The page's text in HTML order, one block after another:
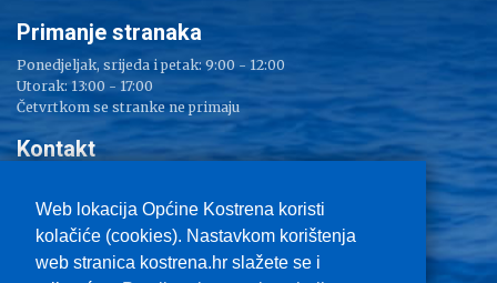
Web lokacija Općine Kostrena koristi
kolačiće (cookies). Nastavkom korištenja
web stranica kostrena.hr slažete se i
Primanje stranaka
Ponedjeljak, srijeda i petak: 9:00 - 12:00
Utorak: 13:00 - 17:00
Četvrtkom se stranke ne primaju
Kontakt
Tel: 051/ 209 000
Fax: 051/ 289 400
E-mail:kostrena@kostrena.hr